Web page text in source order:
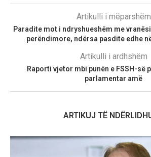
Artikulli i mëparshëm
Paradite mot i ndryshueshëm me
perëndimore, ndërsa pasdite edhe
Artikulli i ardhshëm
Raporti vjetor mbi punën e FSSH-së
parlamentar amë
ARTIKUJ TË